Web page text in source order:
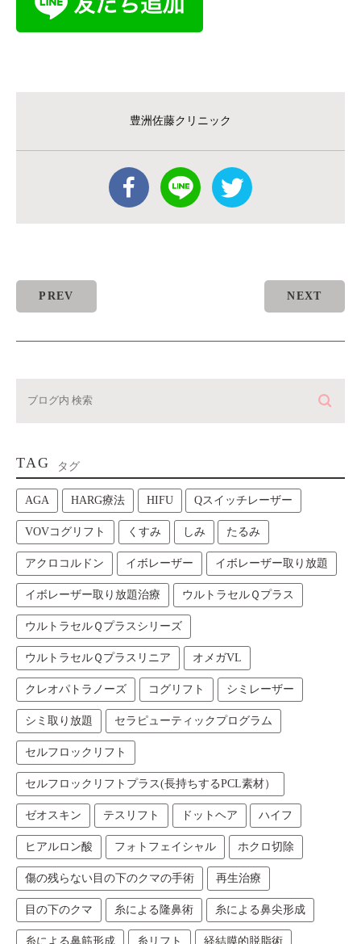
豊洲佐藤クリニック
PREV NEXT
TAG タグ
AGA HARG療法 HIFU Qスイッチレーザー
VOVコグリフト くすみ しみ たるみ
アクロコルドン イボレーザー イボレーザー取り放題
イボレーザー取り放題治療 ウルトラセルＱプラス
ウルトラセルＱプラスシリーズ
ウルトラセルＱプラスリニア オメガVL
クレオパトラノーズ コグリフト シミレーザー
シミ取り放題 セラピューティックプログラム
セルフロックリフト
セルフロックリフトプラス(長持ちするPCL素材）
ゼオスキン テスリフト ドットヘア ハイフ
ヒアルロン酸 フォトフェイシャル ホクロ切除
傷の残らない目の下のクマの手術 再生治療
目の下のクマ 糸による隆鼻術 糸による鼻尖形成
糸による鼻筋形成 糸リフト 経結膜的脱脂術